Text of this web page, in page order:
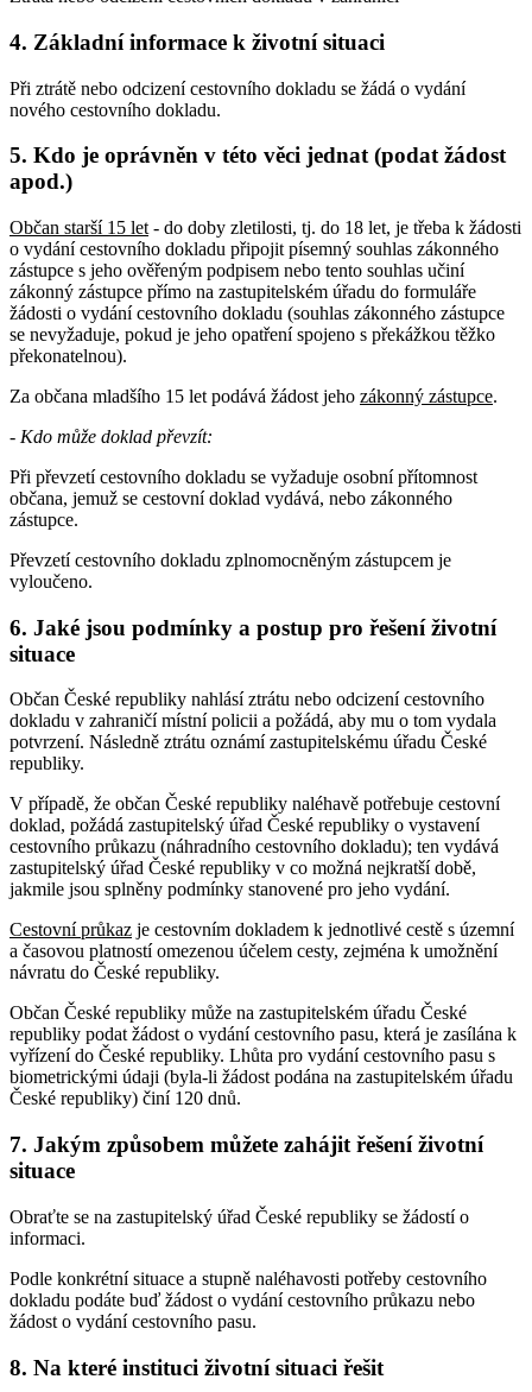
4. Základní informace k životní situaci
Při ztrátě nebo odcizení cestovního dokladu se žádá o vydání
nového cestovního dokladu.
5. Kdo je oprávněn v této věci jednat (podat žádost
apod.)
Občan starší 15 let - do doby zletilosti, tj. do 18 let, je třeba k žádosti
o vydání cestovního dokladu připojit písemný souhlas zákonného
zástupce s jeho ověřeným podpisem nebo tento souhlas učiní
zákonný zástupce přímo na zastupitelském úřadu do formuláře
žádosti o vydání cestovního dokladu (souhlas zákonného zástupce
se nevyžaduje, pokud je jeho opatření spojeno s překážkou těžko
překonatelnou).
Za občana mladšího 15 let podává žádost jeho zákonný zástupce.
- Kdo může doklad převzít:
Při převzetí cestovního dokladu se vyžaduje osobní přítomnost
občana, jemuž se cestovní doklad vydává, nebo zákonného
zástupce.
Převzetí cestovního dokladu zplnomocněným zástupcem je
vyloučeno.
6. Jaké jsou podmínky a postup pro řešení životní
situace
Občan České republiky nahlásí ztrátu nebo odcizení cestovního
dokladu v zahraničí místní policii a požádá, aby mu o tom vydala
potvrzení. Následně ztrátu oznámí zastupitelskému úřadu České
republiky.
V případě, že občan České republiky naléhavě potřebuje cestovní
doklad, požádá zastupitelský úřad České republiky o vystavení
cestovního průkazu (náhradního cestovního dokladu); ten vydává
zastupitelský úřad České republiky v co možná nejkratší době,
jakmile jsou splněny podmínky stanovené pro jeho vydání.
Cestovní průkaz je cestovním dokladem k jednotlivé cestě s územní
a časovou platností omezenou účelem cesty, zejména k umožnění
návratu do České republiky.
Občan České republiky může na zastupitelském úřadu České
republiky podat žádost o vydání cestovního pasu, která je zasílána k
vyřízení do České republiky. Lhůta pro vydání cestovního pasu s
biometrickými údaji (byla-li žádost podána na zastupitelském úřadu
České republiky) činí 120 dnů.
7. Jakým způsobem můžete zahájit řešení životní
situace
Obraťte se na zastupitelský úřad České republiky se žádostí o
informaci.
Podle konkrétní situace a stupně naléhavosti potřeby cestovního
dokladu podáte buď žádost o vydání cestovního průkazu nebo
žádost o vydání cestovního pasu.
8. Na které instituci životní situaci řešit